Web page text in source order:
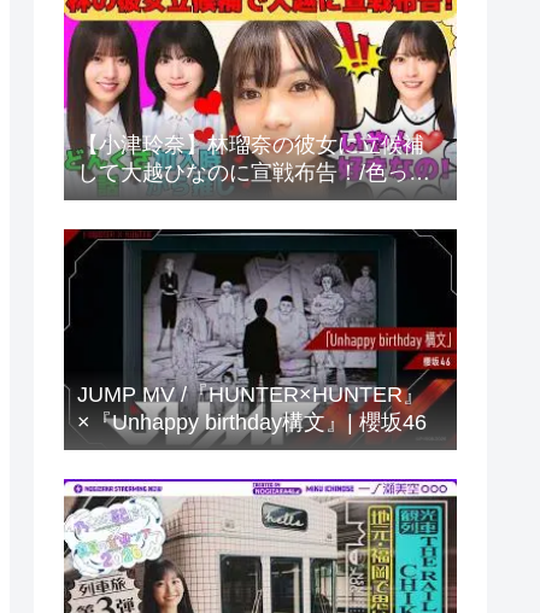
【小津玲奈】林瑠奈の彼女に立候補
して大越ひなのに宣戦布告！/色っぽ
い声がでちゃう小津ちゃん/海邉朱莉
のどんくさ話/小川彩との仲良し話/文
字起こし（乃木坂46・のぎおび）
JUMP MV /『HUNTER×HUNTER』
×『Unhappy birthday構文』| 櫻坂46